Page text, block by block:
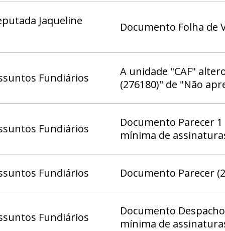
Jaqueline Documento Folha de
Fundiários
A unidade "CAF"
(276180)" de "Não
Fundiários
Documento Parecer
mínima de
Fundiários Documento Parecer
Fundiários
Documento
mínima de